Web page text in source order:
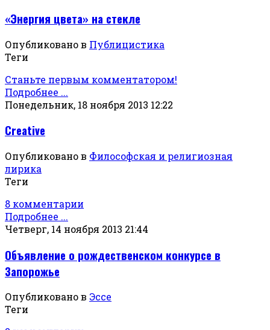
«Энергия цвета» на стекле
Опубликовано в Публицистика
Теги
Станьте первым комментатором!
Подробнее ...
Понедельник, 18 ноября 2013 12:22
Creative
Опубликовано в Философская и религиозная
лирика
Теги
8 комментарии
Подробнее ...
Четверг, 14 ноября 2013 21:44
Объявление о рождественском конкурсе в
Запорожье
Опубликовано в Эссе
Теги